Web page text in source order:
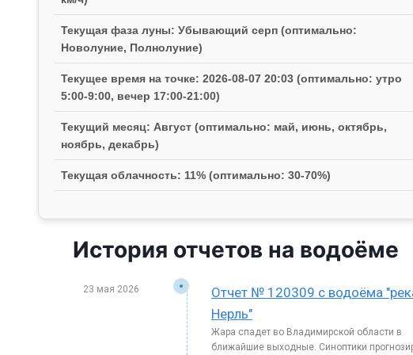
Текущая фаза луны: Убывающий серп (оптимально:
Новолуние, Полнолуние)
Текущее время на точке: 2026-08-07 20:03 (оптимально: утро
5:00-9:00, вечер 17:00-21:00)
Текущий месяц: Август (оптимально: май, июнь, октябрь,
ноябрь, декабрь)
Текущая облачность: 11% (оптимально: 30-70%)
История отчетов на водоёме
23 мая 2026
Отчет № 120309 с водоёма
Нерль"
Жара спадет во Владимирской области в
ближайшие выходные. Синоптики